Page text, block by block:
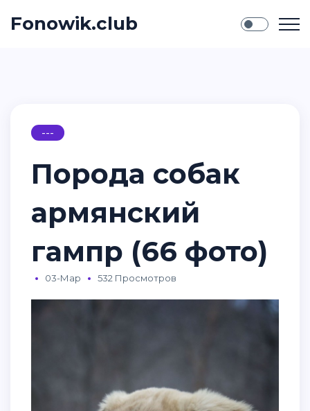
Fonowik.club
---
Порода собак
армянский
гампр (66 фото)
03-Мар 532 Просмотров